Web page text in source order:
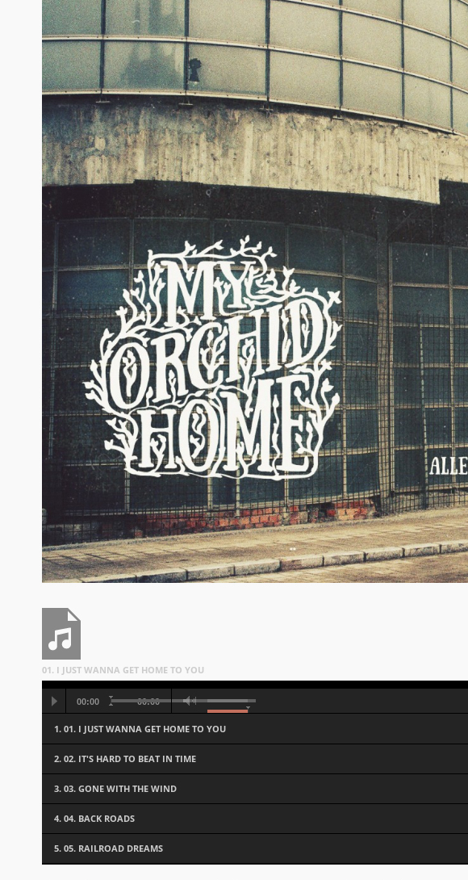
01. I JUST WANNA GET HOME TO YOU
00:00 00:00
1. 01. I JUST WANNA GET HOME TO YOU
2. 02. IT'S HARD TO BEAT IN TIME
3. 03. GONE WITH THE WIND
4. 04. BACK ROADS
5. 05. RAILROAD DREAMS